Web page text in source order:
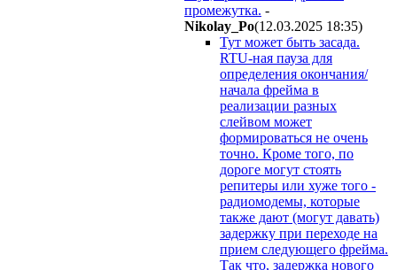
промежутка. -
Nikolay_Po(12.03.2025 18:35)
Тут может быть засада.
RTU-ная пауза для
определения окончания/
начала фрейма в
реализации разных
слейвом может
формироваться не очень
точно. Кроме того, по
дороге могут стоять
репитеры или хуже того -
радиомодемы, которые
также дают (могут давать)
задержку при переходе на
прием следующего фрейма.
Так что, задержка нового